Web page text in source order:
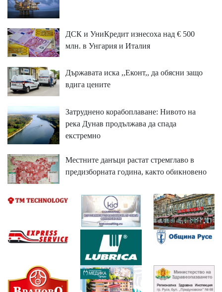
ДСК и УниКредит изнесоха над € 500
млн. в Унгария и Италия
Държавата иска ,,Еконт,, да обясни защо
вдига цените
Затруднено корабоплаване: Нивото на
река Дунав продължава да спада
екстремно
Местните данъци растат стремглаво в
предизборната година, както обикновено